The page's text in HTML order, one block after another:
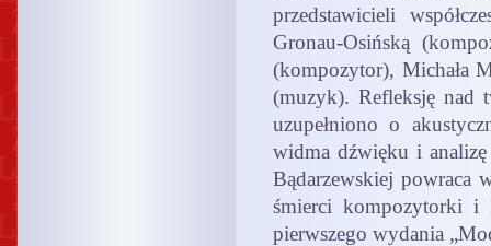
przedstawicieli
Gronau-Osińską
(kompozytor), Michała
(muzyk). Refleksję nad
uzupełniono o
widma dźwięku i
Bądarzewskiej powraca
śmierci kompozytorki i
pierwszego wydania